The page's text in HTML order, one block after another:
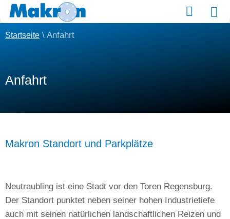
Startseite \ Anfahrt
Anfahrt
Makron Standort und Parkplätze
Neutraubling ist eine Stadt vor den Toren Regensburg.
Der Standort punktet neben seiner hohen Industrietiefe
auch mit seinen natürlichen landschaftlichen Reizen und